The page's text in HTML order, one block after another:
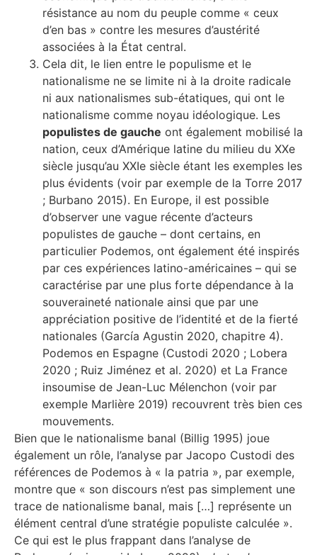
résistance au nom du peuple comme « ceux
d’en bas » contre les mesures d’austérité
associées à la État central.
Cela dit, le lien entre le populisme et le
nationalisme ne se limite ni à la droite radicale
ni aux nationalismes sub-étatiques, qui ont le
nationalisme comme noyau idéologique. Les
populistes de gauche ont également mobilisé la
nation, ceux d’Amérique latine du milieu du XXe
siècle jusqu’au XXIe siècle étant les exemples les
plus évidents (voir par exemple de la Torre 2017
; Burbano 2015). En Europe, il est possible
d’observer une vague récente d’acteurs
populistes de gauche – dont certains, en
particulier Podemos, ont également été inspirés
par ces expériences latino-américaines – qui se
caractérise par une plus forte dépendance à la
souveraineté nationale ainsi que par une
appréciation positive de l’identité et de la fierté
nationales (García Agustin 2020, chapitre 4).
Podemos en Espagne (Custodi 2020 ; Lobera
2020 ; Ruiz Jiménez et al. 2020) et La France
insoumise de Jean-Luc Mélenchon (voir par
exemple Marlière 2019) recouvrent très bien ces
mouvements.
Bien que le nationalisme banal (Billig 1995) joue
également un rôle, l’analyse par Jacopo Custodi des
références de Podemos à « la patria », par exemple,
montre que « son discours n’est pas simplement une
trace de nationalisme banal, mais […] représente un
élément central d’une stratégie populiste calculée ».
Ce qui est le plus frappant dans l’analyse de